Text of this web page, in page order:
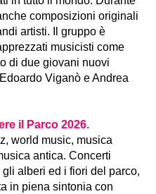
composizioni originali
artisti. Il gruppo è
musicisti come
di due giovani nuovi
Viganò e Andrea
il Parco 2026.
world music, musica
antica. Concerti
alberi ed i fiori del parco,
in piena sintonia con